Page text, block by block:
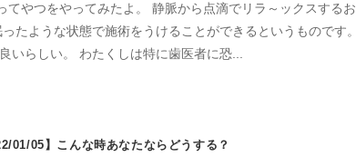
てやつをやってみたよ。 静脈から点滴でリラ～ックスするお
たような状態で施術をうけることができるというものです。
なので歯科恐怖症の人とかに良いらしい。 わたくしは特に歯医者に恐...
01/05】こんな時あなたならどうする？